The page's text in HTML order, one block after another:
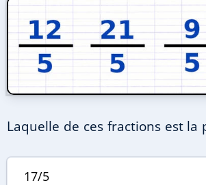
Laquelle de ces fractions est la
17/5